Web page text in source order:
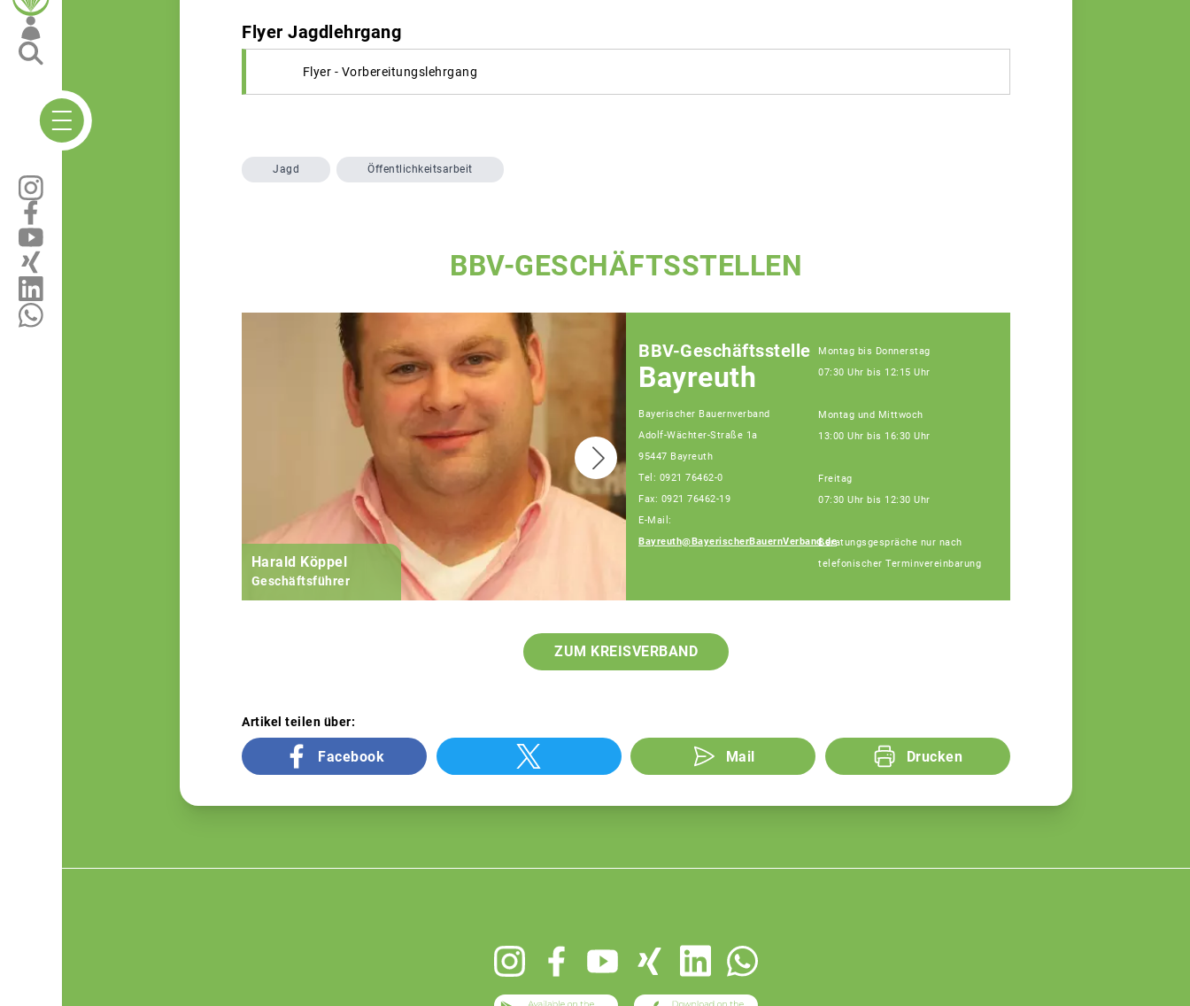
Flyer Jagdlehrgang
Flyer - Vorbereitungslehrgang
Jagd Öffentlichkeitsarbeit
BBV-GESCHÄFTSSTELLEN
Harald Köppel
Geschäftsführer
BBV-Geschäftsstelle
Bayreuth
Bayerischer Bauernverband
Adolf-Wächter-Straße 1a
95447 Bayreuth
Tel: 0921 76462-0
Fax: 0921 76462-19
E-Mail:
Bayreuth@BayerischerBauernVerband.de
Montag bis Donnerstag
07:30 Uhr bis 12:15 Uhr
Montag und Mittwoch
13:00 Uhr bis 16:30 Uhr
Freitag
07:30 Uhr bis 12:30 Uhr
Beratungsgespräche nur nach
telefonischer Terminvereinbarung
ZUM KREISVERBAND
Artikel teilen über:
Facebook Mail Drucken